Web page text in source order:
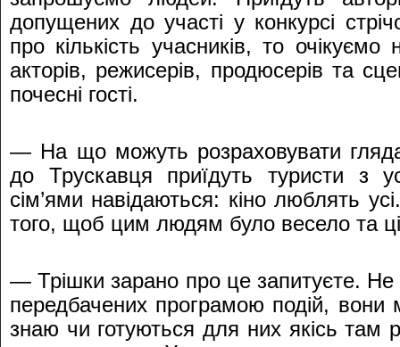
допущених до участі у конкурсі
про кількість учасників, то
акторів, режисерів, продюсерів та
почесні гості.
— На що можуть розраховувати
до Трускавця приїдуть туристи з
сім’ями навідаються: кіно люблять
того, щоб цим людям було весело та
— Трішки зарано про це запитуєте.
передбачених програмою подій, вони
знаю чи готуються для них якісь там